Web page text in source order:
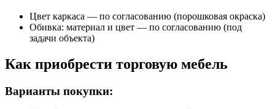
Цвет каркаса — по согласованию (порошковая окраска)
Обивка: материал и цвет — по согласованию (под
задачи объекта)
Как приобрести торговую мебель
Варианты покупки: